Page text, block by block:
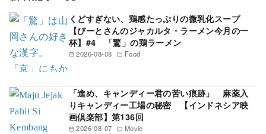
2026-08-08 Food
くどすぎない、鶏感たっぷりの微乳化スープ
【びーとさんのジャカルタ・ラーメン今月の一
杯】#4 「驚」の鶏ラーメン
2026-08-07 Movie
「進め、キャンディー君の苦い痕跡」 麻薬入
りキャンディー工場の秘密 【インドネシア映
画倶楽部】第136回